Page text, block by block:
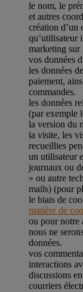
le nom, le
et autres
création d’un
qu’utilisateur
marketing sur
vos données
les données
paiement,
commandes.
les données
(par exemple
la version du
la visite, les
recueillies
un utilisateur
journaux ou
» ou autre
mails) (pour
le biais de
matière de
ou pour notre
nous ne
données.
vos
interactions
discussions
courriers